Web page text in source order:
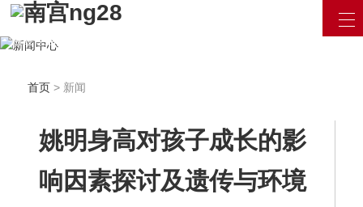
汇聚最新资讯 / 产品信息
用最专业的眼光看待互联网
首页> 新闻
姚明身高对孩子成长的影
响因素探讨及遗传与环境